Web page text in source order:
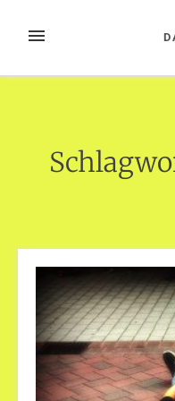
InhaltMENÜ